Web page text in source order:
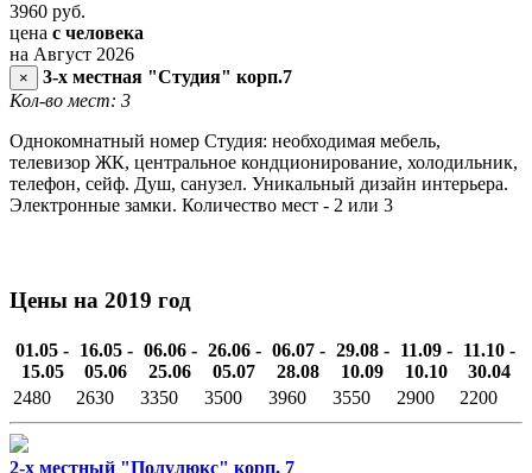
3960 руб.
цена с человека
на Август 2026
×
3-х местная "Студия" корп.7
Кол-во мест: 3
Однокомнатный номер Студия: необходимая мебель,
телевизор ЖК, центральное кондционирование, холодильник,
телефон, сейф. Душ, санузел. Уникальный дизайн интерьера.
Электронные замки. Количество мест - 2 или 3
Цены на 2019 год
01.05 -
15.05
16.05 -
05.06
06.06 -
25.06
26.06 -
05.07
06.07 -
28.08
29.08 -
10.09
11.09 -
10.10
11.10 -
30.04
2480
2630 3350 3500 3960 3550 2900 2200
2-х местный "Полулюкс" корп. 7